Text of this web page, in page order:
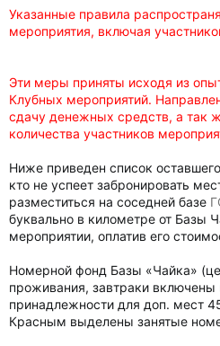
Указанные правила
мероприятия, включая
Эти меры приняты исходя из
Клубных мероприятий.
сдачу денежных средств, а так
количества участников
Ниже приведен список
кто не успеет забронировать
разместиться на соседней базе
буквально в километре от Базы
мероприятии, оплатив его
Номерной фонд Базы «Чайка»
проживания, завтраки включены
принадлежности для доп. мест
Красным выделены занятые